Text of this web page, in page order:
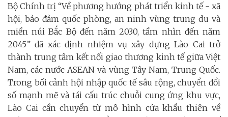
Bộ Chính trị “Về phương hướng phát triển kinh tế - xã
hội, bảo đảm quốc phòng, an ninh vùng trung du và
miền núi Bắc Bộ đến năm 2030, tầm nhìn đến năm
2045” đã xác định nhiệm vụ xây dựng Lào Cai trở
thành trung tâm kết nối giao thương kinh tế giữa Việt
Nam, các nước ASEAN và vùng Tây Nam, Trung Quốc.
Trong bối cảnh hội nhập quốc tế sâu rộng, chuyển đổi
số mạnh mẽ và tái cấu trúc chuỗi cung ứng khu vực,
Lào Cai cần chuyển từ mô hình cửa khẩu thiên về